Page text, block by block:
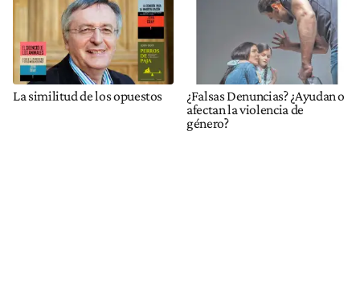
La similitud de los opuestos
¿Falsas Denuncias? ¿Ayudan o
afectan la violencia de
género?